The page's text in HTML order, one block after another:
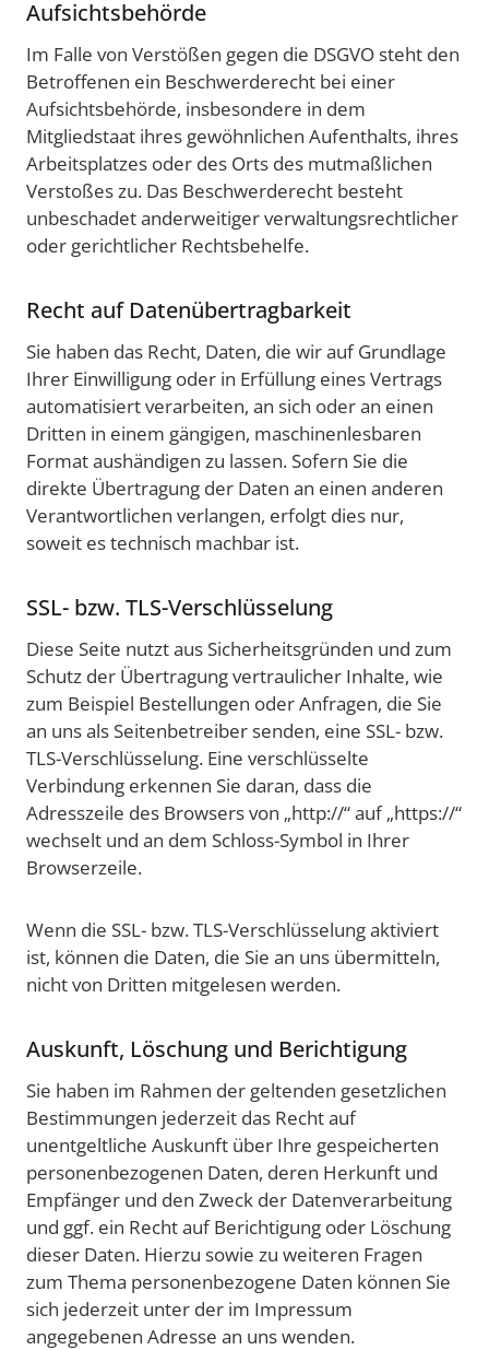
Aufsichtsbehörde
Im Falle von Verstößen gegen die DSGVO steht den
Betroffenen ein Beschwerderecht bei einer
Aufsichtsbehörde, insbesondere in dem
Mitgliedstaat ihres gewöhnlichen Aufenthalts, ihres
Arbeitsplatzes oder des Orts des mutmaßlichen
Verstoßes zu. Das Beschwerderecht besteht
unbeschadet anderweitiger verwaltungsrechtlicher
oder gerichtlicher Rechtsbehelfe.
Recht auf Datenübertragbarkeit
Sie haben das Recht, Daten, die wir auf Grundlage
Ihrer Einwilligung oder in Erfüllung eines Vertrags
automatisiert verarbeiten, an sich oder an einen
Dritten in einem gängigen, maschinenlesbaren
Format aushändigen zu lassen. Sofern Sie die
direkte Übertragung der Daten an einen anderen
Verantwortlichen verlangen, erfolgt dies nur,
soweit es technisch machbar ist.
SSL- bzw. TLS-Verschlüsselung
Diese Seite nutzt aus Sicherheitsgründen und zum
Schutz der Übertragung vertraulicher Inhalte, wie
zum Beispiel Bestellungen oder Anfragen, die Sie
an uns als Seitenbetreiber senden, eine SSL- bzw.
TLS-Verschlüsselung. Eine verschlüsselte
Verbindung erkennen Sie daran, dass die
Adresszeile des Browsers von „http://“ auf „https://“
wechselt und an dem Schloss-Symbol in Ihrer
Browserzeile.
Wenn die SSL- bzw. TLS-Verschlüsselung aktiviert
ist, können die Daten, die Sie an uns übermitteln,
nicht von Dritten mitgelesen werden.
Auskunft, Löschung und Berichtigung
Sie haben im Rahmen der geltenden gesetzlichen
Bestimmungen jederzeit das Recht auf
unentgeltliche Auskunft über Ihre gespeicherten
personenbezogenen Daten, deren Herkunft und
Empfänger und den Zweck der Datenverarbeitung
und ggf. ein Recht auf Berichtigung oder Löschung
dieser Daten. Hierzu sowie zu weiteren Fragen
zum Thema personenbezogene Daten können Sie
sich jederzeit unter der im Impressum
angegebenen Adresse an uns wenden.